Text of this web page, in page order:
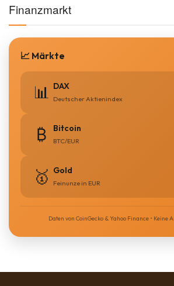
Finanzmarkt
📈 Märkte
📊 DAX
Deutscher Aktienindex
₿ Bitcoin
BTC/EUR
🥇 Gold
Feinunze in EUR
Daten von CoinGecko & Yahoo Finance • Keine